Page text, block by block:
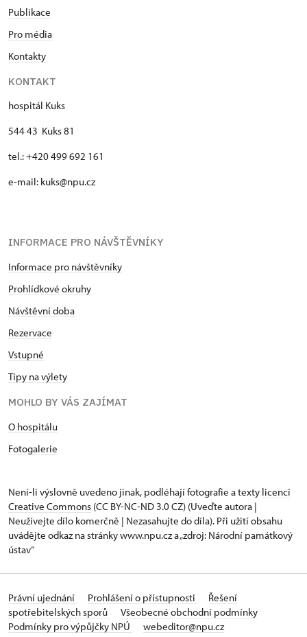
Publikace
Pro média
Kontakty
KONTAKT
hospitál Kuks
544 43 Kuks 81
tel.: +420 499 692 161
e-mail: kuks@npu.cz
INFORMACE PRO NÁVŠTĚVNÍKY
Informace pro návštěvníky
Prohlídkové okruhy
Návštěvní doba
Rezervace
Vstupné
Tipy na výlety
MOHLO BY VÁS ZAJÍMAT
O hospitálu
Fotogalerie
Není-li výslovně uvedeno jinak, podléhají fotografie a texty licenci
Creative Commons (CC BY-NC-ND 3.0 CZ) (Uveďte autora |
Neužívejte dílo komerčně | Nezasahujte do díla). Při užití obsahu
uvádějte odkaz na stránky www.npu.cz a „zdroj: Národní památkový
ústav“
Právní ujednání Prohlášení o přístupnosti
Řešení
spotřebitelských sporů
Všeobecné obchodní podmínky
Podmínky pro výpůjčky NPÚ
webeditor@npu.cz